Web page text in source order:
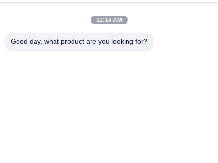
化無し
自動無線織物ローリングマシン 縁制御システム付き 織物検査機
11:14 AM
Good day, what product are you looking for?